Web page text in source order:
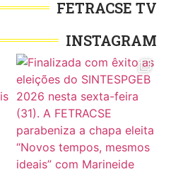
FETRACSE TV
INSTAGRAM